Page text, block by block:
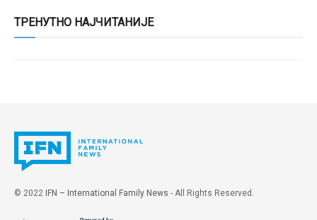
ТРЕНУТНО НАЈЧИТАНИЈЕ
© 2022 IFN – International Family News - All Rights Reserved.